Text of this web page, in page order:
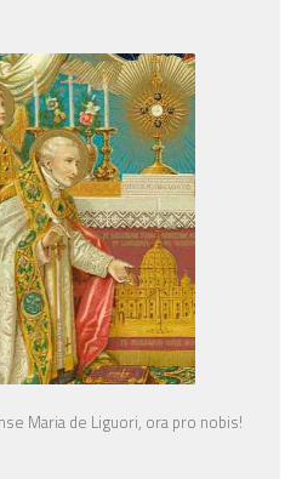
Maria de Liguori, ora pro nobis!